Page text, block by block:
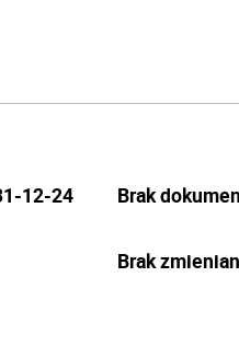
12-24 Brak
Brak